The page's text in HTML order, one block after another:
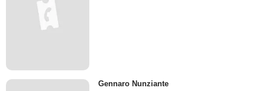
Gennaro Nunziante